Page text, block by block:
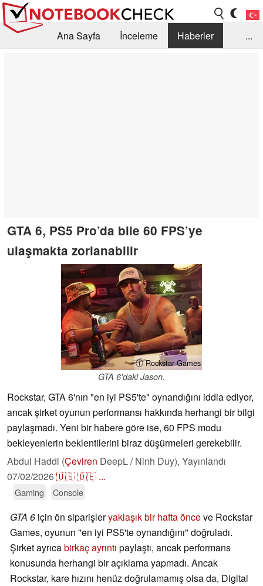
Ana Sayfa İnceleme
Haberler
...
GTA 6, PS5 Pro’da bile 60 FPS’ye
ulaşmakta zorlanabilir
ⓘ Rockstar Games
GTA 6'daki Jason.
Rockstar, GTA 6'nın "en iyi PS5'te" oynandığını iddia ediyor,
ancak şirket oyunun performansı hakkında herhangi bir bilgi
paylaşmadı. Yeni bir habere göre ise, 60 FPS modu
bekleyenlerin beklentilerini biraz düşürmeleri gerekebilir.
Abdul Haddi (Çeviren DeepL / Ninh Duy), Yayınlandı
07/02/2026🇺🇸🇩🇪 ...
Gaming Console
GTA 6 için ön siparişleryaklaşık bir hafta önceve Rockstar
Games, oyunun "en iyi PS5'te oynandığını" doğruladı.
Şirket ayrıcabirkaç ayrıntı paylaştı, ancak performans
konusunda herhangi bir açıklama yapmadı. Ancak
Rockstar, kare hızını henüz doğrulamamış olsa da, Digital